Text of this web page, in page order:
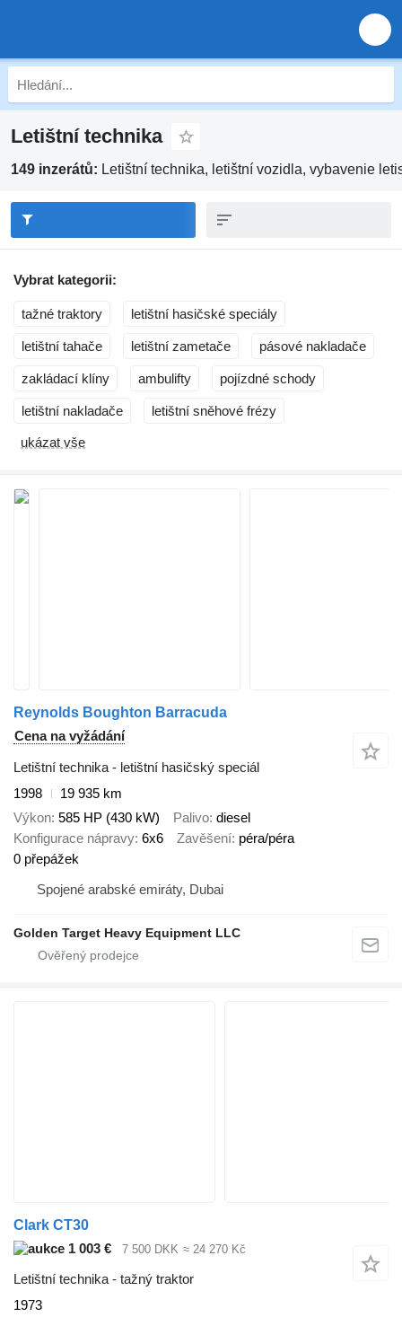
Letištní technika
149 inzerátů: Letištní technika, letištní vozidla, vybavenie
Vybrat kategorii:
tažné traktory letištní hasičské speciály
letištní tahače letištní zametače pásové nakladače
zakládací klíny ambulifty pojízdné schody
letištní nakladače letištní sněhové frézy
ukázat vše
Reynolds Boughton Barracuda
Cena na vyžádání
Letištní technika - letištní hasičský speciál
1998
19 935 km
Výkon 585 HP (430 kW) Palivo diesel
Konfigurace nápravy 6x6 Zavěšení péra/péra
0 přepážek
Spojené arabské emiráty, Dubai
Golden Target Heavy Equipment LLC
Clark CT30
1 003 €
7 500 DKK ≈ 24 270 Kč
Letištní technika - tažný traktor
1973